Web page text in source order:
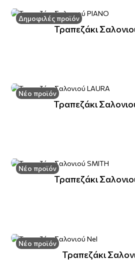
Δημοφιλές προϊόν
Τραπεζάκι
Νέο προϊόν
Τραπεζάκι
Νέο προϊόν
Τραπεζάκι
Νέο προϊόν
Τραπεζάκι